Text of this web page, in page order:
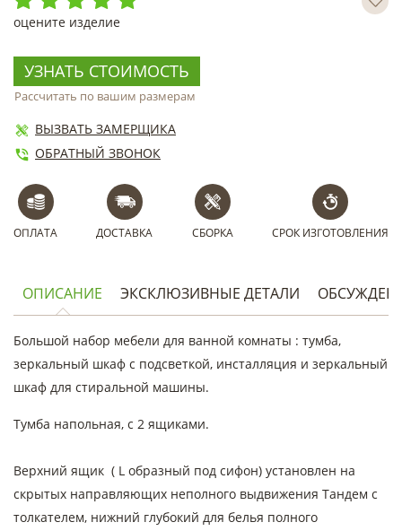
оцените изделие
УЗНАТЬ СТОИМОСТЬ
Рассчитать по вашим размерам
ВЫЗВАТЬ ЗАМЕРЩИКА
ОБРАТНЫЙ ЗВОНОК
ОПЛАТА ДОСТАВКА СБОРКА СРОК ИЗГОТОВЛЕНИЯ
ОПИСАНИЕ ЭКСКЛЮЗИВНЫЕ ДЕТАЛИ
Большой набор мебели для ванной комнаты : тумба,
зеркальный шкаф с подсветкой, инсталляция и зеркальный
шкаф для стиральной машины.
Тумба напольная, с 2 ящиками.
Верхний ящик ( L образный под сифон) установлен на
скрытых направляющих неполного выдвижения Тандем с
толкателем, нижний глубокий для белья полного